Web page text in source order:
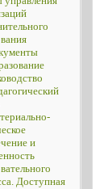
и
Доступная